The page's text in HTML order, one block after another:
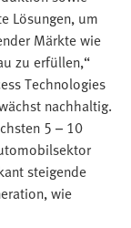
Lösungen, um
Märkte wie
zu erfüllen,“
Technologies
nachhaltig.
5 – 10
steigende
wie